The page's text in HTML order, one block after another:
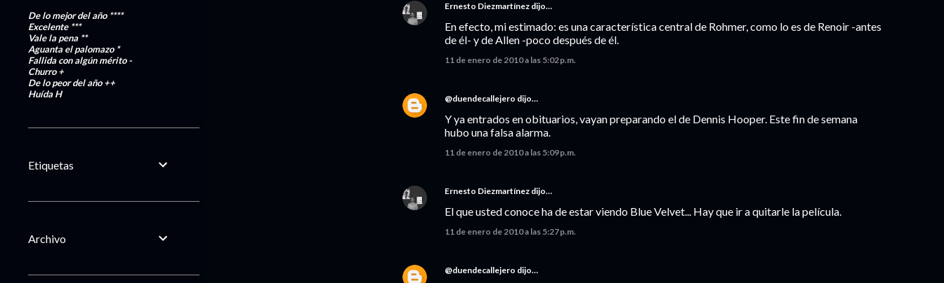
Ernesto Diezmartínez dijo…
En efecto, mi estimado: es una característica central de Rohmer, como lo es de Renoir -antes
de él- y de Allen -poco después de él.
11 de enero de 2010 a las 5:02 p.m.
@duendecallejero dijo…
Y ya entrados en obituarios, vayan preparando el de Dennis Hooper. Este fin de semana
hubo una falsa alarma.
11 de enero de 2010 a las 5:09 p.m.
Ernesto Diezmartínez dijo…
El que usted conoce ha de estar viendo Blue Velvet... Hay que ir a quitarle la película.
11 de enero de 2010 a las 5:27 p.m.
@duendecallejero dijo…
De lo mejor del año ****
Excelente***
Vale la pena **
Aguanta el palomazo *
Fallida con algún mérito-
Churro+
De lo peor del año++
HuídaH
Etiquetas
Archivo